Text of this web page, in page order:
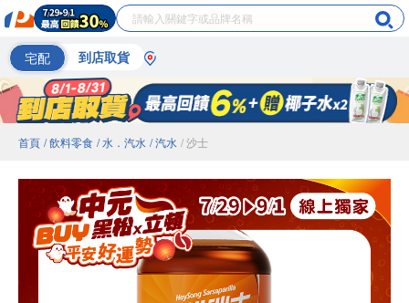
宅配 到店取貨
首頁 / 飲料零食 / 水．汽水 / 汽水 / 沙士